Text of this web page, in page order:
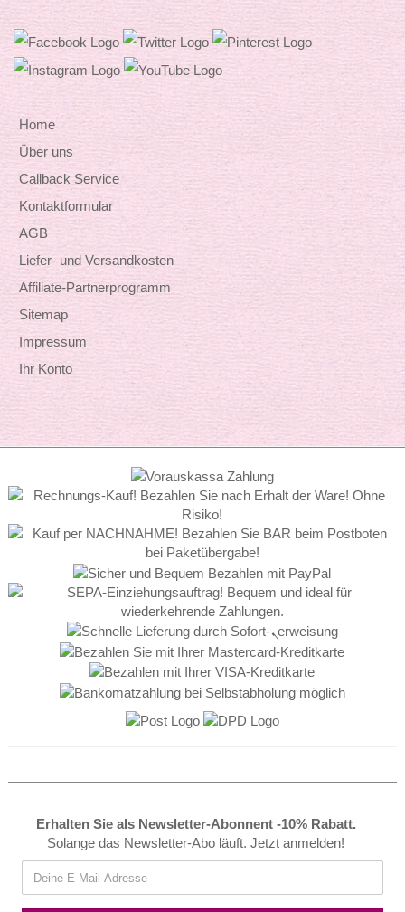
Home
Über uns
Callback Service
Kontaktformular
AGB
Liefer- und Versandkosten
Affiliate-Partnerprogramm
Sitemap
Impressum
Ihr Konto
Erhalten Sie als Newsletter-Abonnent -10% Rabatt.
Solange das Newsletter-Abo läuft. Jetzt anmelden!